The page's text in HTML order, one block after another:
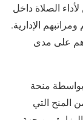
الصلاة داخل
الإدارية.
الخدمة 100 مليون درهم على مدى
منحة
المنح التي